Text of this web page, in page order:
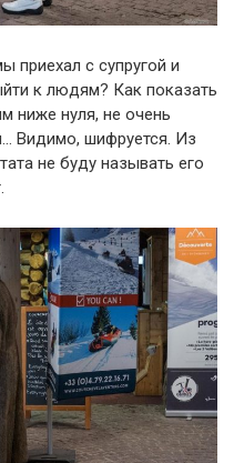
приехал с супругой и
к людям? Как показать
ниже нуля, не очень
Видимо, шифруется. Из
не буду называть его